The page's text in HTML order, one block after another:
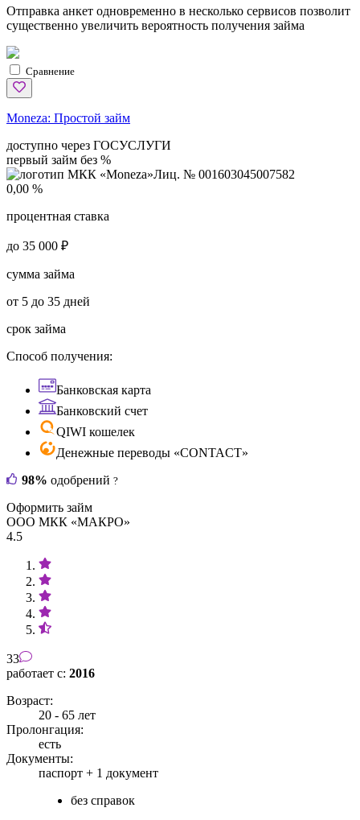
Отправка анкет одновременно в несколько сервисов позволит
существенно увеличить вероятность получения займа
Сравнение
Moneza: Простой займ
доступно через ГОСУСЛУГИ
первый займ без %
Лиц. № 001603045007582
0,00 %
процентная ставка
до 35 000 ₽
сумма займа
от 5 до 35 дней
срок займа
Способ получения:
Банковская карта
Банковский счет
QIWI кошелек
Денежные переводы «CONTACT»
98% одобрений ?
Оформить займ
ООО МКК «МАКРО»
4.5
33
работает с: 2016
Возраст:
20 - 65 лет
Пролонгация:
есть
Документы:
паспорт + 1 документ
без справок